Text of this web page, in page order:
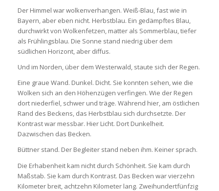
Der Himmel war wolkenverhangen. Weiß-Blau, fast wie in
Bayern, aber eben nicht. Herbstblau. Ein gedämpftes Blau,
durchwirkt von Wolkenfetzen, matter als Sommerblau, tiefer
als Frühlingsblau. Die Sonne stand niedrig über dem
südlichen Horizont, aber diffus.
Und im Norden, über dem Westerwald, staute sich der Regen.
Eine graue Wand. Dunkel. Dicht. Sie konnten sehen, wie die
Wolken sich an den Höhenzügen verfingen. Wie der Regen
dort niederfiel, schwer und träge. Während hier, am östlichen
Rand des Beckens, das Herbstblau sich durchsetzte. Der
Kontrast war messbar. Hier Licht. Dort Dunkelheit.
Dazwischen das Becken.
Büttner stand. Der Begleiter stand neben ihm. Keiner sprach.
Die Erhabenheit kam nicht durch Schönheit. Sie kam durch
Maßstab. Sie kam durch Kontrast. Das Becken war vierzehn
Kilometer breit, achtzehn Kilometer lang. Zweihundertfünfzig